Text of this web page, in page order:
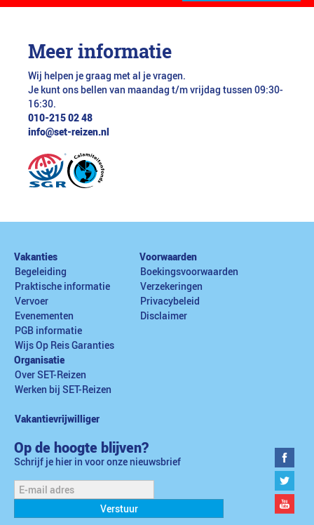
Meer informatie
Wij helpen je graag met al je vragen.
Je kunt ons bellen van maandag t/m vrijdag tussen 09:30-
16:30.
010-215 02 48
info@set-reizen.nl
Vakanties
Begeleiding
Praktische informatie
Vervoer
Evenementen
PGB informatie
Wijs Op Reis Garanties
Voorwaarden
Boekingsvoorwaarden
Verzekeringen
Privacybeleid
Disclaimer
Organisatie
Over SET-Reizen
Werken bij SET-Reizen
Vakantievrijwilliger
Op de hoogte blijven?
Schrijf je hier in voor onze nieuwsbrief